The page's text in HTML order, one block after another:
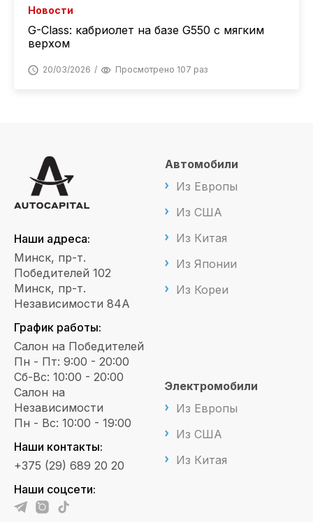
Новости
G-Class: кабриолет на базе G550 с мягким
верхом
20/03/2026 Просмотрено 107 раз
Наши адреса:
Минск, пр-т.
Победителей 102
Минск, пр-т.
Независимости 84А
График работы:
Салон на Победителей
Пн - Пт: 9:00 - 20:00
Сб-Вс: 10:00 - 20:00
Салон на
Независимости
Пн - Вс: 10:00 - 19:00
Наши контакты:
+375 (29) 689 20 20
Наши соцсети:
Автомобили
Из Европы
Из США
Из Китая
Из Японии
Из Кореи
Электромобили
Из Европы
Из США
Из Китая